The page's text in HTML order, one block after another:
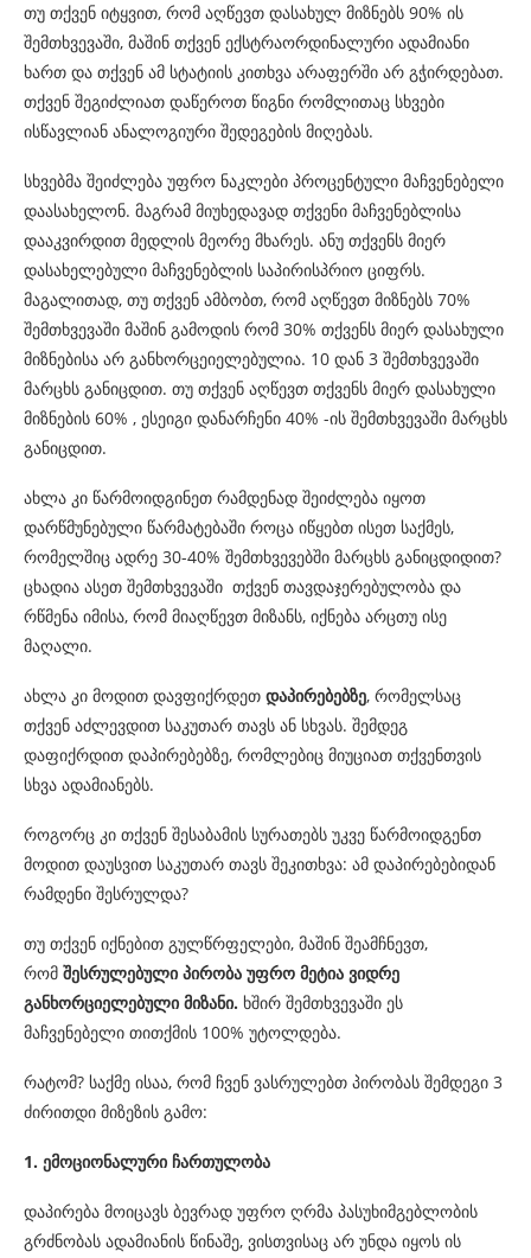
თუ თქვენ იტყვით, რომ აღწევთ დასახულ მიზნებს 90% ის
შემთხვევაში, მაშინ თქვენ ექსტრაორდინალური ადამიანი
ხართ და თქვენ ამ სტატიის კითხვა არაფერში არ გჭირდებათ.
თქვენ შეგიძლიათ დაწეროთ წიგნი რომლითაც სხვები
ისწავლიან ანალოგიური შედეგების მიღებას.
სხვებმა შეიძლება უფრო ნაკლები პროცენტული მაჩვენებელი
დაასახელონ. მაგრამ მიუხედავად თქვენი მაჩვენებლისა
დააკვირდით მედლის მეორე მხარეს. ანუ თქვენს მიერ
დასახელებული მაჩვენებლის საპირისპრიო ციფრს.
მაგალითად, თუ თქვენ ამბობთ, რომ აღწევთ მიზნებს 70%
შემთხვევაში მაშინ გამოდის რომ 30% თქვენს მიერ დასახული
მიზნებისა არ განხორცეიელებულია. 10 დან 3 შემთხვევაში
მარცხს განიცდით. თუ თქვენ აღწევთ თქვენს მიერ დასახული
მიზნების 60% , ესეიგი დანარჩენი 40% -ის შემთხვევაში მარცხს
განიცდით.
ახლა კი წარმოიდგინეთ რამდენად შეიძლება იყოთ
დარწმუნებული წარმატებაში როცა იწყებთ ისეთ საქმეს,
რომელშიც ადრე 30-40% შემთხვევებში მარცხს განიცდიდით?
ცხადია ასეთ შემთხვევაში თქვენ თავდაჯერებულობა და
რწმენა იმისა, რომ მიაღწევთ მიზანს, იქნება არცთუ ისე
მაღალი.
ახლა კი მოდით დავფიქრდეთ დაპირებებზე, რომელსაც
თქვენ აძლევდით საკუთარ თავს ან სხვას. შემდეგ
დაფიქრდით დაპირებებზე, რომლებიც მიუციათ თქვენთვის
სხვა ადამიანებს.
როგორც კი თქვენ შესაბამის სურათებს უკვე წარმოიდგენთ
მოდით დაუსვით საკუთარ თავს შეკითხვა: ამ დაპირებებიდან
რამდენი შესრულდა?
თუ თქვენ იქნებით გულწრფელები, მაშინ შეამჩნევთ,
რომ შესრულებული პირობა უფრო მეტია ვიდრე
განხორციელებული მიზანი. ხშირ შემთხვევაში ეს
მაჩვენებელი თითქმის 100% უტოლდება.
რატომ? საქმე ისაა, რომ ჩვენ ვასრულებთ პირობას შემდეგი 3
ძირითდი მიზეზის გამო:
1. ემოციონალური ჩართულობა
დაპირება მოიცავს ბევრად უფრო ღრმა პასუხიმგებლობის
გრძნობას ადამიანის წინაშე, ვისთვისაც არ უნდა იყოს ის